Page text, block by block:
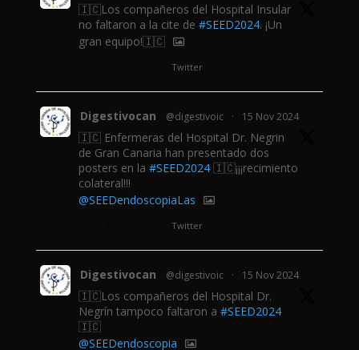
🇮🇨Los compañeros del Hospital Insular
no faltaron a la cite de #SEED2024. ¡Un
gran equipo!🇮🇨
Twitter
Digestivocan @digestivoic · 15 Nov 2024
🇮🇨 Enfermeras del Hospital Dr. Negrin
de Gran Canaria han presentado dos
posters en la #SEED2024🇮🇨¡¡¡recimiento
colateral!!!
@SEEDendoscopiaLas
Twitter
Digestivocan @digestivoic · 15 Nov 2024
🇮🇨Los compañeros del Hospital Dr.
Negrín tampoco faltaron a #SEED2024
🇮🇨
@SEEDendoscopia